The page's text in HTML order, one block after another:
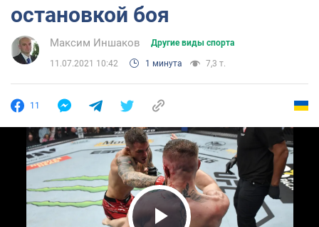
остановкой боя
Максим Иншаков Другие виды спорта
11.07.2021 10:42 1 минута 7,3 т.
11